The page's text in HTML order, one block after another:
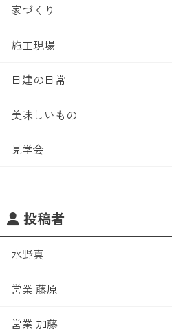
家づくり
施工現場
日建の日常
美味しいもの
見学会
投稿者
水野真
営業 藤原
営業 加藤